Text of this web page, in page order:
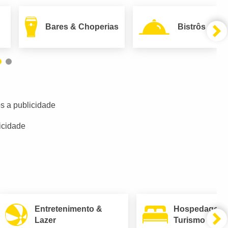
Bares & Choperias Bistrôs
a publicidade
Entretenimento &
Lazer
Hospedagem
Turismo